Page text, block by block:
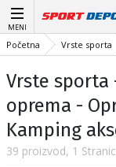
MENI
Početna Vrste sporta
Vrste sporta
oprema -
Kamping
39 proizvod, 1